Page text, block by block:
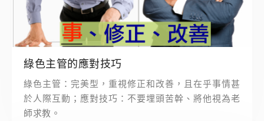
綠色主管的應對技巧
綠色主管：完美型，重視修正和改善，且在乎事情甚
於人際互動；應對技巧：不要埋頭苦幹、將他視為老
師求教。